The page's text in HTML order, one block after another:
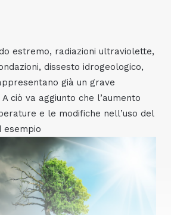
estremo, radiazioni ultraviolette,
dissesto idrogeologico,
già un grave
ciò va aggiunto che l’aumento
e le modifiche nell’uso del
esempio